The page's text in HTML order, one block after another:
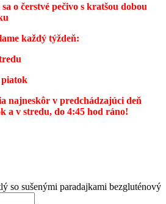
o čerstvé pečivo s kratšou dobou
každý týždeň:
piatok
najneskôr v predchádzajúci deň
a v stredu, do 4:45 hod ráno!
so sušenými paradajkami bezgluténový